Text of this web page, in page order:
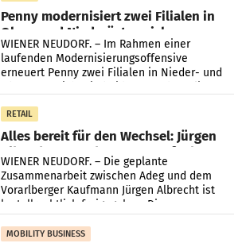
Penny modernisiert zwei Filialen in
Ober- und Niederösterreich
WIENER NEUDORF. – Im Rahmen einer
laufenden Modernisierungsoffensive
erneuert Penny zwei Filialen in Nieder- und
RETAIL
Alles bereit für den Wechsel: Jürgen
Albrecht setzt ab 1.1.2027 auf Adeg
WIENER NEUDORF. – Die geplante
Zusammenarbeit zwischen Adeg und dem
Vorarlberger Kaufmann Jürgen Albrecht ist
kartellrechtlich freigegeben: Die
Bundeswettbewerbsbehörde und der
Bundeskartellanwalt
MOBILITY BUSINESS